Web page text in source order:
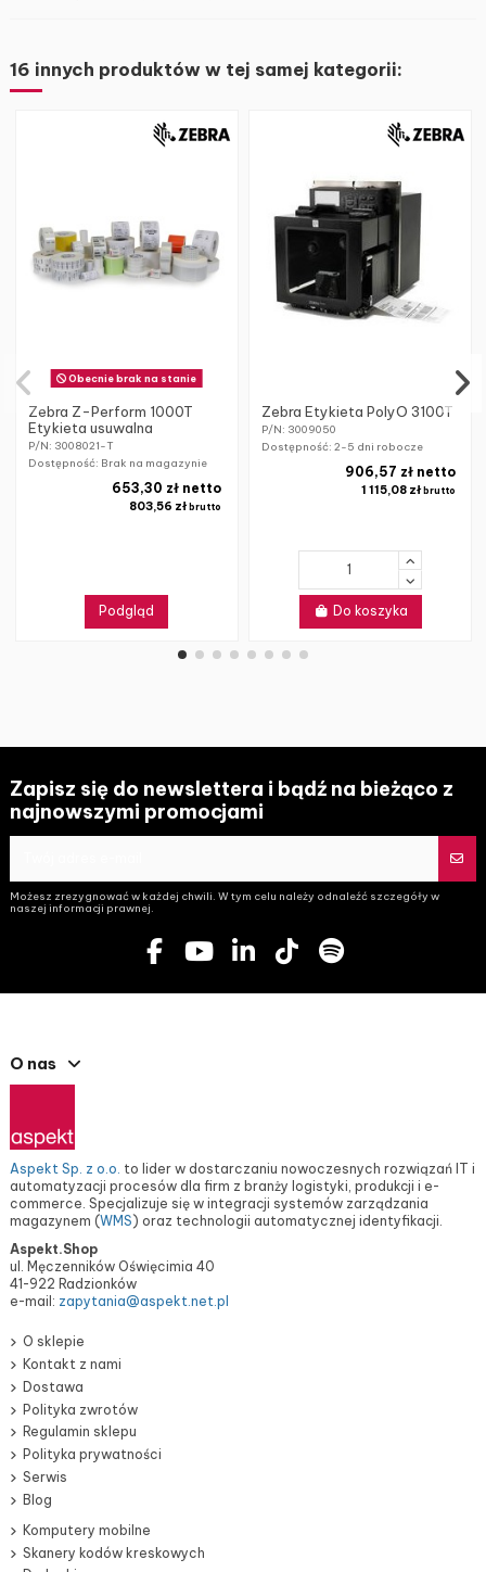
16 innych produktów w tej samej kategorii:
Obecnie brak na stanie
Zebra Z-Perform 1000T
Etykieta usuwalna
P/N: 3008021-T
Dostępność: Brak na magazynie
803,56 złbrutto
653,30 zł netto
Podgląd
Zebra Etykieta PolyO 3100T
P/N: 3009050
Dostępność:2-5 dni robocze
1 115,08 zł brutto
906,57 zł netto
Do koszyka
Zapisz się do newslettera i bądź na bieżąco z
najnowszymi promocjami
Możesz zrezygnować w każdej chwili. W tym celu należy odnaleźć szczegóły w
naszej informacji prawnej.
O nas
Aspekt Sp. z o.o. to lider w dostarczaniu nowoczesnych rozwiązań IT i
automatyzacji procesów dla firm z branży logistyki, produkcji i e-
commerce. Specjalizuje się w integracji systemów zarządzania
magazynem (WMS) oraz technologii automatycznej identyfikacji.
Aspekt.Shop
ul. Męczenników Oświęcimia 40
41-922 Radzionków
e-mail: zapytania@aspekt.net.pl
O sklepie
Kontakt z nami
Dostawa
Polityka zwrotów
Regulamin sklepu
Polityka prywatności
Serwis
Blog
Komputery mobilne
Skanery kodów kreskowych